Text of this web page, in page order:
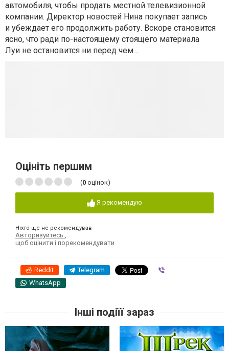
автомобиля, чтобы продать местной телевизионной
компании. Директор новостей Нина покупает запись
и убеждает его продолжить работу. Вскоре становится
ясно, что ради по-настоящему стоящего материала
Луи не остановится ни перед чем…
Оцініть першим
(0 оцінок)
Я рекомендую
Ніхто ще не рекомендував
Авторизуйтесь
щоб оцінити і порекомендувати
Reddit Telegram
WhatsApp
Інші подіїї зараз